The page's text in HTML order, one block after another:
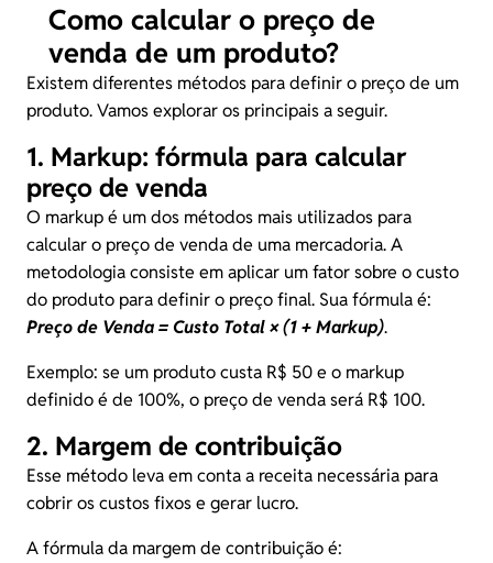
Como calcular o preço de
venda de um produto?
Existem diferentes métodos para definir o preço de um
produto. Vamos explorar os principais a seguir.
1. Markup: fórmula para calcular
preço de venda
O markup é um dos métodos mais utilizados para
calcular o preço de venda de uma mercadoria. A
metodologia consiste em aplicar um fator sobre o custo
do produto para definir o preço final. Sua fórmula é:
Preço de Venda = Custo Total × (1 + Markup).
Exemplo: se um produto custa R$ 50 e o markup
definido é de 100%, o preço de venda será R$ 100.
2. Margem de contribuição
Esse método leva em conta a receita necessária para
cobrir os custos fixos e gerar lucro.
A fórmula da margem de contribuição é: